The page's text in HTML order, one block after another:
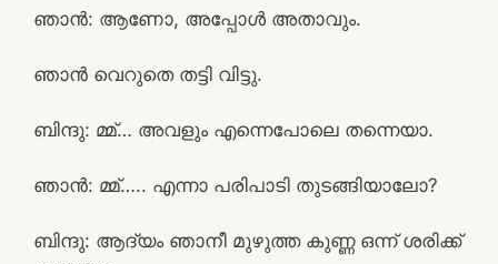
ഞാൻ: ആണോ, അപ്പോൾ അതാവും.
ഞാൻ വെറുതെ തട്ടി വിട്ടു.
ബിന്ദു: മ്മ്… അവളും എന്നെപോലെ തന്നെയാ.
ഞാൻ: മ്മ്….. എന്നാ പരിപാടി തുടങ്ങിയാലോ?
ബിന്ദു: ആദ്യം ഞാനീ മുഴുത്ത കുണ്ണ ഒന്ന് ശരിക്ക്